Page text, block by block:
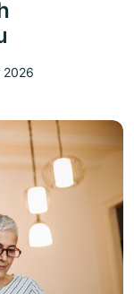
2026